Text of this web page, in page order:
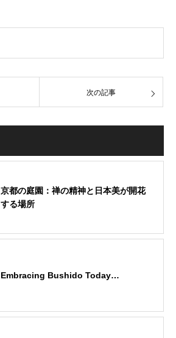
次の記事
京都の庭園：禅の精神と日本美が開花
する場所
Embracing Bushido Today…